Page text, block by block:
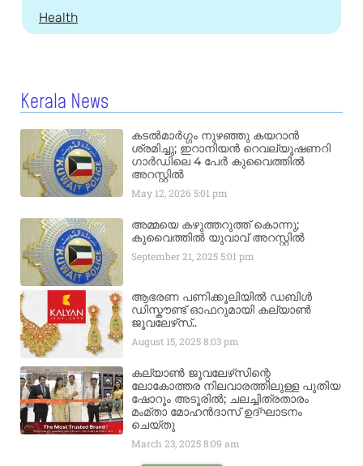
Health
Kerala News
കടൽമാർഗ്ഗം നുഴഞ്ഞു കയറാൻ
ശ്രമിച്ചു; ഇറാനിയൻ റെവല്യൂഷണറി
ഗാർഡിലെ 4 പേർ കുവൈത്തിൽ
അറസ്റ്റിൽ
May 12, 20265:01 pm
അമ്മയെ കഴുത്തറുത്ത് കൊന്നു;
കുവൈത്തിൽ യുവാവ് അറസ്റ്റിൽ
September 21, 20255:01 pm
ആഭരണ പണിക്കൂലിയിൽ ഡബിൾ
ഡിസ്കൗണ്ട് ഓഫറുമായി കല്യാൺ
ജൂവലേഴ്‌സ്..
August 15, 20258:03 pm
കല്യാൺ ജൂവലേഴ്‌സിന്റെ
ലോകോത്തര നിലവാരത്തിലുള്ള പുതിയ
ഷോറൂം അടൂരിൽ; ചലച്ചിത്രതാരം
മംമ്താ മോഹൻദാസ് ഉദ്ഘാടനം
ചെയ്‌തു
March 23, 20258:09 am